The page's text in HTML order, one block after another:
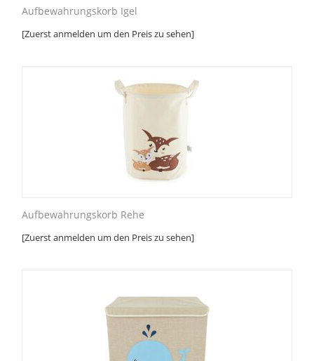
Aufbewahrungskorb Igel
[Zuerst anmelden um den Preis zu sehen]
Aufbewahrungskorb Rehe
[Zuerst anmelden um den Preis zu sehen]